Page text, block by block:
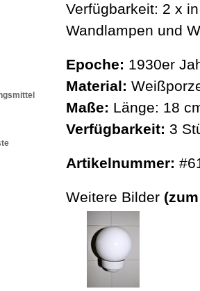
Verfügbarkeit: 2 x
Wandlampen und
Epoche: 1930er
Material:
Maße: Länge: 18
Verfügbarkeit: 3
Artikelnummer:
Weitere Bilder